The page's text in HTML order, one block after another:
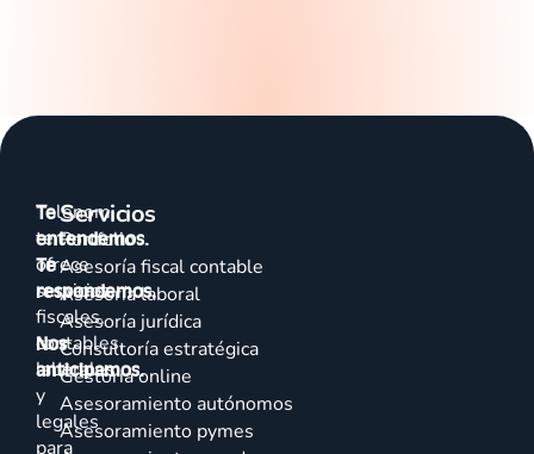
Talenom
te
ofrece
servicios
fiscales,
contables,
laborales
y
legales
para
Te
entendemos.
Te
respondemos.
Nos
anticipamos.
Servicios
Portfolio
Asesoría fiscal contable
Asesoría laboral
Asesoría jurídica
Consultoría estratégica
Gestoría online
Asesoramiento autónomos
Asesoramiento pymes